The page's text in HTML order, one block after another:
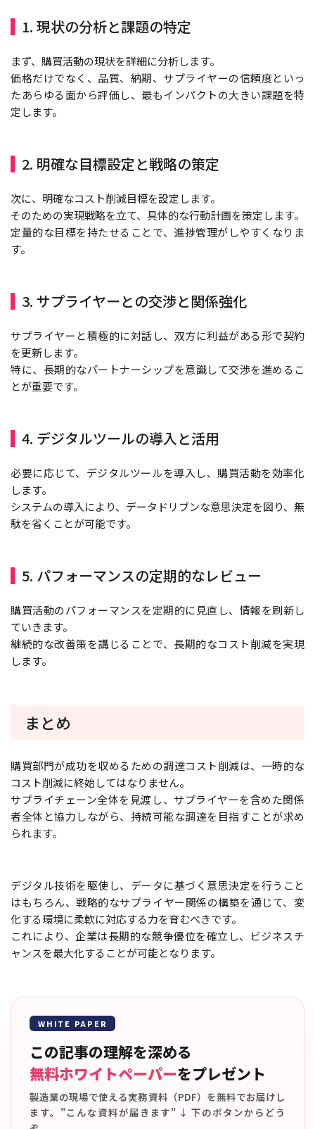
1. 現状の分析と課題の特定
まず、購買活動の現状を詳細に分析します。
価格だけでなく、品質、納期、サプライヤーの信頼度といっ
たあらゆる面から評価し、最もインパクトの大きい課題を特
定します。
2. 明確な目標設定と戦略の策定
次に、明確なコスト削減目標を設定します。
そのための実現戦略を立て、具体的な行動計画を策定します。
定量的な目標を持たせることで、進捗管理がしやすくなりま
す。
3. サプライヤーとの交渉と関係強化
サプライヤーと積極的に対話し、双方に利益がある形で契約
を更新します。
特に、長期的なパートナーシップを意識して交渉を進めるこ
とが重要です。
4. デジタルツールの導入と活用
必要に応じて、デジタルツールを導入し、購買活動を効率化
します。
システムの導入により、データドリブンな意思決定を図り、無
駄を省くことが可能です。
5. パフォーマンスの定期的なレビュー
購買活動のパフォーマンスを定期的に見直し、情報を刷新し
ていきます。
継続的な改善策を講じることで、長期的なコスト削減を実現
します。
まとめ
購買部門が成功を収めるための調達コスト削減は、一時的な
コスト削減に終始してはなりません。
サプライチェーン全体を見渡し、サプライヤーを含めた関係
者全体と協力しながら、持続可能な調達を目指すことが求め
られます。
デジタル技術を駆使し、データに基づく意思決定を行うこと
はもちろん、戦略的なサプライヤー関係の構築を通じて、変
化する環境に柔軟に対応する力を育むべきです。
これにより、企業は長期的な競争優位を確立し、ビジネスチ
ャンスを最大化することが可能となります。
WHITE PAPER
この記事の理解を深める
無料ホワイトペーパーをプレゼント
製造業の現場で使える実務資料（PDF）を無料でお届けし
ます。"こんな資料が届きます" ↓ 下のボタンからどう